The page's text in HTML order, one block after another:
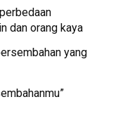
perbedaan
dan orang kaya
yang